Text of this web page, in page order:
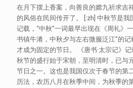
在月下摆上香案，向善良的嫦九祈求吉
的风俗在民间传开了。 [:zh] 中秋节是
记载，“中秋”一词最早出现在《周礼》
书镇牛淆，中秋夕与左右微服泛江”的
才成为固定的节日。 《唐书·太宗记》
秋节的盛行始于宋朝，至明清时，已与
节日之一。 这也是我国仅次于春节的第
历法，农历八月在秋季中间，为秋季的